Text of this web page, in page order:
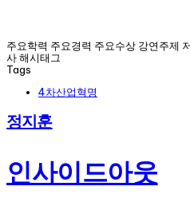
주요학력 주요경력 주요수상 강연주제
사 해시태그
Tags
4차산업혁명
정지훈
인사이드아웃